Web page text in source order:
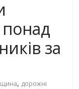
за
, дорожні